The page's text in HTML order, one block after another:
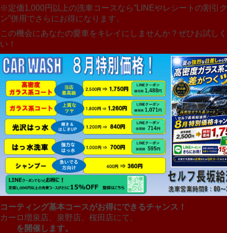
※定価1,000円以上の洗車コースなら”LINEやレシートの割引
ン”併用でさらにお得になります。
この機会にあなたの愛車をキレイにしませんか？ぜひお試し
い！
コーティング基本コースがお得にできるチャンス！
カーロ増泉店、泉野店、桜田店にて、
を開催します。